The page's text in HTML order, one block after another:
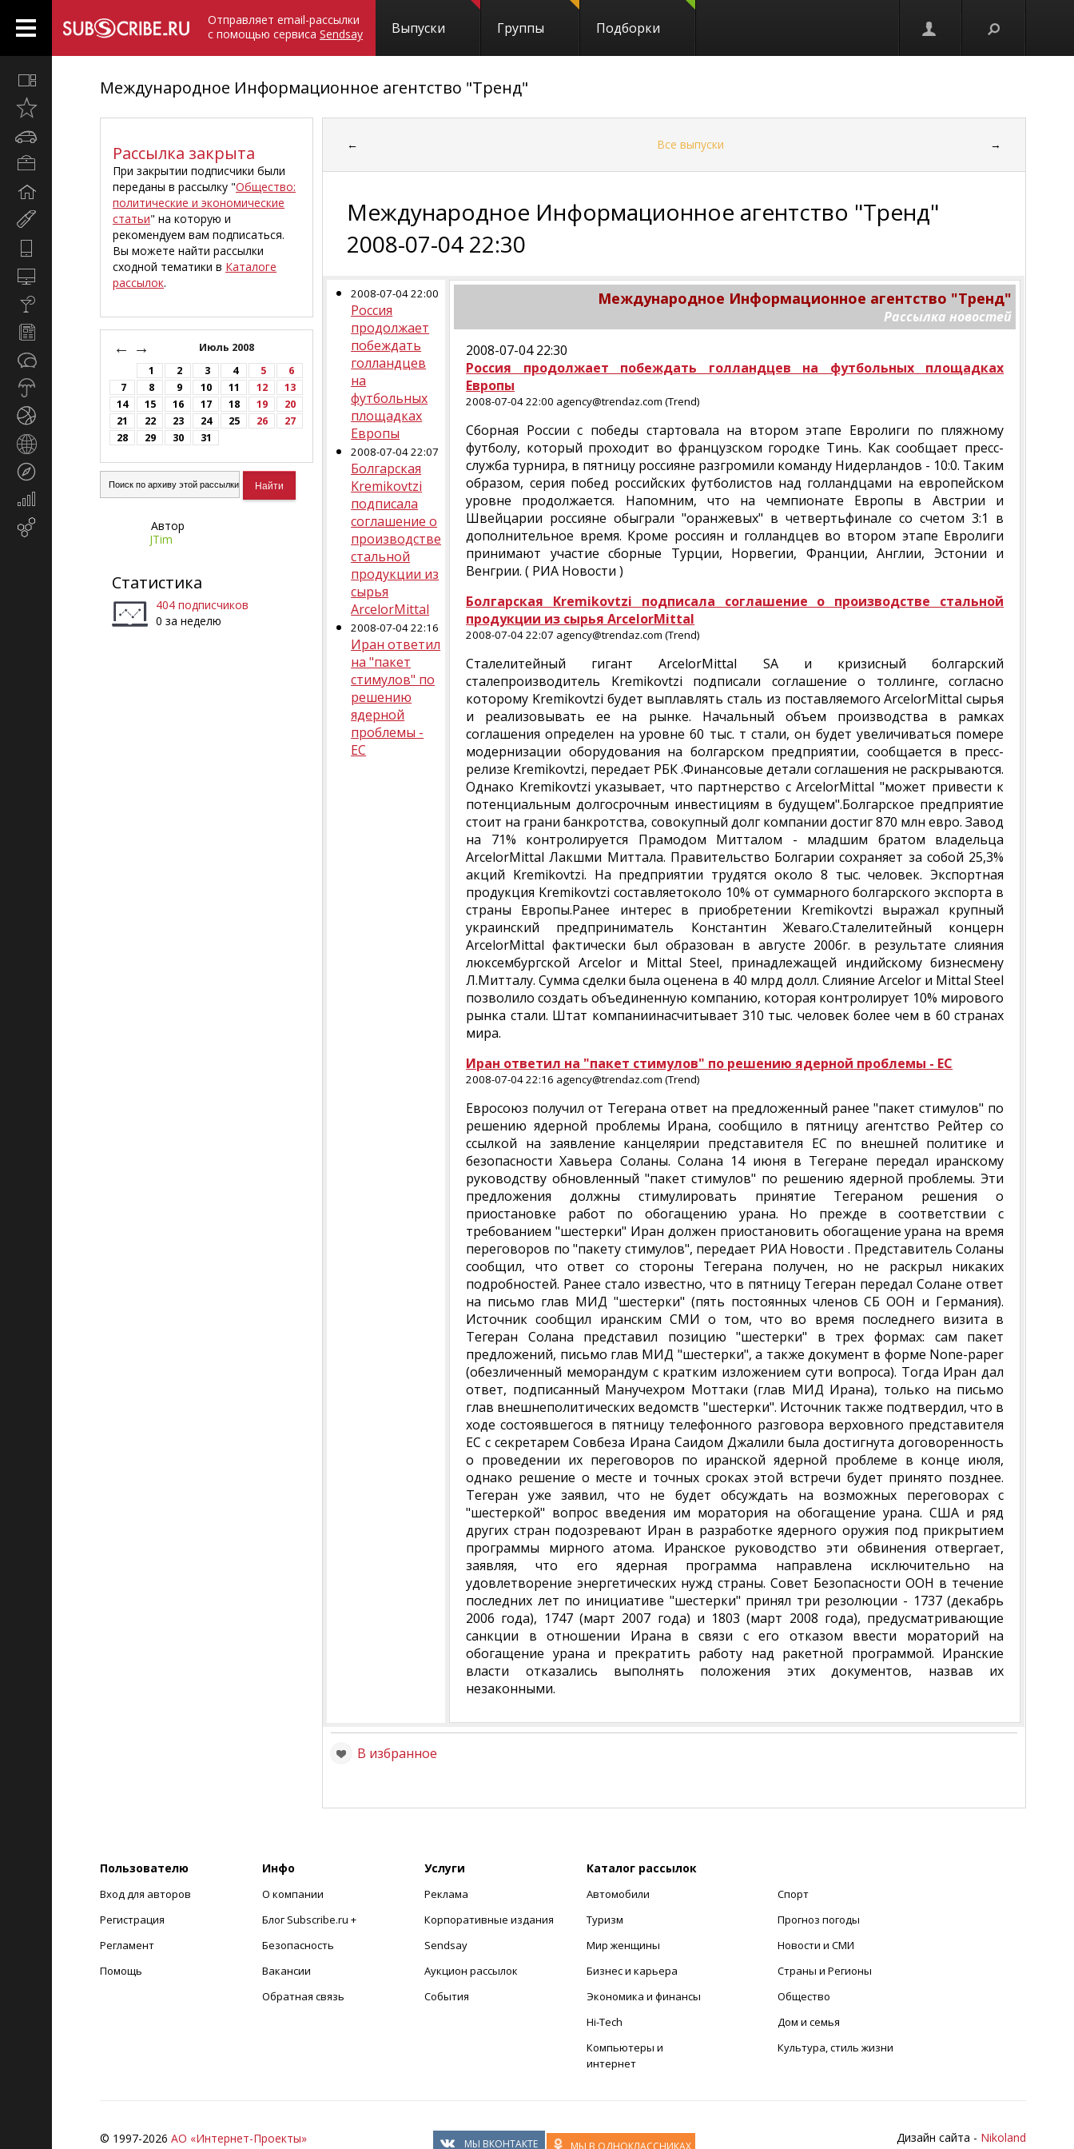
Отправляет email-рассылки
с помощью сервиса Sendsay Выпуски Группы Подборки
недавно
Компьютеры
Новости
регионы
Экономика
Международное Информационное агентство "Тренд"
Рассылка закрыта
При закрытии подписчики были
переданы в рассылку "Общество:
политические и экономические
статьи" на которую и
рекомендуем вам подписаться.
Вы можете найти рассылки
сходной тематики в Каталоге
рассылок.
← Июль 2008
→
1 2 3 4 5
6
7
8 9 10 11 12
13
14
15 16 17 18 19
20
21
22 23 24 25 26
27
28
29 30 31
Автор
JTim
Статистика
404 подписчиков
0 за неделю
← Все выпуски →
Международное Информационное агентство "Тренд"
2008-07-04 22:30
2008-07-04 22:00
Россия
продолжает
побеждать
голландцев
на
футбольных
площадках
Европы
2008-07-04 22:07
Болгарская
Kremikovtzi
подписала
соглашение о
производстве
стальной
продукции из
сырья
ArcelorMittal
2008-07-04 22:16
Иран ответил
на "пакет
стимулов" по
решению
ядерной
проблемы -
ЕС
Международное Информационное агентство "Тренд"
Рассылка новостей
2008-07-04 22:30
Россия продолжает побеждать голландцев на футбольных площадках
Европы
2008-07-04 22:00 agency@trendaz.com (Trend)
Сборная России с победы стартовала на втором этапе Евролиги по пляжному
футболу, который проходит во французском городке Тинь. Как сообщает пресс-
служба турнира, в пятницу россияне разгромили команду Нидерландов - 10:0. Таким
образом, серия побед российских футболистов над голландцами на европейском
уровне продолжается. Напомним, что на чемпионате Европы в Австрии и
Швейцарии россияне обыграли "оранжевых" в четвертьфинале со счетом 3:1 в
дополнительное время. Кроме россиян и голландцев во втором этапе Евролиги
принимают участие сборные Турции, Норвегии, Франции, Англии, Эстонии и
Венгрии. ( РИА Новости )
Болгарская Kremikovtzi подписала соглашение о производстве стальной
продукции из сырья ArcelorMittal
2008-07-04 22:07 agency@trendaz.com (Trend)
Сталелитейный гигант ArcelorMittal SA и кризисный болгарский
сталепроизводитель Kremikovtzi подписали соглашение о толлинге, согласно
которому Kremikovtzi будет выплавлять сталь из поставляемого ArcelorMittal сырья
и реализовывать ее на рынке. Начальный объем производства в рамках
соглашения определен на уровне 60 тыс. т стали, он будет увеличиваться помере
модернизации оборудования на болгарском предприятии, сообщается в пресс-
релизе Kremikovtzi, передает РБК .Финансовые детали соглашения не раскрываются.
Однако Kremikovtzi указывает, что партнерство с ArcelorMittal "может привести к
потенциальным долгосрочным инвестициям в будущем".Болгарское предприятие
стоит на грани банкротства, совокупный долг компании достиг 870 млн евро. Завод
на 71% контролируется Прамодом Митталом - младшим братом владельца
ArcelorMittal Лакшми Миттала. Правительство Болгарии сохраняет за собой 25,3%
акций Kremikovtzi. На предприятии трудятся около 8 тыс. человек. Экспортная
продукция Kremikovtzi составляетоколо 10% от суммарного болгарского экспорта в
страны Европы.Ранее интерес в приобретении Kremikovtzi выражал крупный
украинский предприниматель Константин Жеваго.Сталелитейный концерн
ArcelorMittal фактически был образован в августе 2006г. в результате слияния
люксембургской Arcelor и Mittal Steel, принадлежащей индийскому бизнесмену
Л.Митталу. Сумма сделки была оценена в 40 млрд долл. Слияние Arcelor и Mittal Steel
позволило создать объединенную компанию, которая контролирует 10% мирового
рынка стали. Штат компаниинасчитывает 310 тыс. человек более чем в 60 странах
мира.
Иран ответил на "пакет стимулов" по решению ядерной проблемы - ЕС
2008-07-04 22:16 agency@trendaz.com (Trend)
Евросоюз получил от Тегерана ответ на предложенный ранее "пакет стимулов" по
решению ядерной проблемы Ирана, сообщило в пятницу агентство Рейтер со
ссылкой на заявление канцелярии представителя ЕС по внешней политике и
безопасности Хавьера Соланы. Солана 14 июня в Тегеране передал иранскому
руководству обновленный "пакет стимулов" по решению ядерной проблемы. Эти
предложения должны стимулировать принятие Тегераном решения о
приостановке работ по обогащению урана. Но прежде в соответствии с
требованием "шестерки" Иран должен приостановить обогащение урана на время
переговоров по "пакету стимулов", передает РИА Новости . Представитель Соланы
сообщил, что ответ со стороны Тегерана получен, но не раскрыл никаких
подробностей. Ранее стало известно, что в пятницу Тегеран передал Солане ответ
на письмо глав МИД "шестерки" (пять постоянных членов СБ ООН и Германия).
Источник сообщил иранским СМИ о том, что во время последнего визита в
Тегеран Солана представил позицию "шестерки" в трех формах: сам пакет
предложений, письмо глав МИД "шестерки", а также документ в форме None-paper
(обезличенный меморандум с кратким изложением сути вопроса). Тогда Иран дал
ответ, подписанный Манучехром Моттаки (глав МИД Ирана), только на письмо
глав внешнеполитических ведомств "шестерки". Источник также подтвердил, что в
ходе состоявшегося в пятницу телефонного разговора верховного представителя
ЕС с секретарем Совбеза Ирана Саидом Джалили была достигнута договоренность
о проведении их переговоров по иранской ядерной проблеме в конце июля,
однако решение о месте и точных сроках этой встречи будет принято позднее.
Тегеран уже заявил, что не будет обсуждать на возможных переговорах с
"шестеркой" вопрос введения им моратория на обогащение урана. США и ряд
других стран подозревают Иран в разработке ядерного оружия под прикрытием
программы мирного атома. Иранское руководство эти обвинения отвергает,
заявляя, что его ядерная программа направлена исключительно на
удовлетворение энергетических нужд страны. Совет Безопасности ООН в течение
последних лет по инициативе "шестерки" принял три резолюции - 1737 (декабрь
2006 года), 1747 (март 2007 года) и 1803 (март 2008 года), предусматривающие
санкции в отношении Ирана в связи с его отказом ввести мораторий на
обогащение урана и прекратить работу над ракетной программой. Иранские
власти отказались выполнять положения этих документов, назвав их
незаконными.
В избранное
Пользователю
Вход для авторов
Регистрация
Регламент
Помощь
Инфо
О компании
Блог Subscribe.ru +
Безопасность
Вакансии
Обратная связь
Услуги
Реклама
Корпоративные издания
Sendsay
Аукцион рассылок
События
Каталог рассылок
Автомобили
Туризм
Мир женщины
Бизнес и карьера
Экономика и финансы
Hi-Tech
Компьютеры и
интернет
Спорт
Прогноз погоды
Новости и СМИ
Страны и Регионы
Общество
Дом и семья
Культура, стиль жизни
© 1997-2026 АО «Интернет-Проекты» Дизайн сайта - Nikoland
МЫ ВКОНТАКТЕ МЫ В ОДНОКЛАССНИКАХ